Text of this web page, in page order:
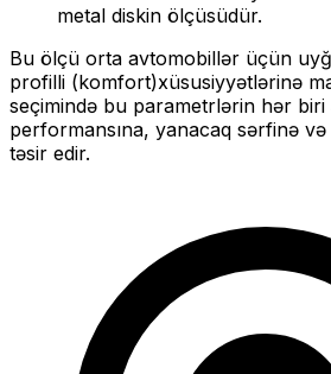
metal diskin ölçüsüdür.
Bu ölçü orta avtomobillər üçün
profilli (komfort)xüsusiyyətlərinə
seçimində bu parametrlərin hər
performansına, yanacaq sərfinə
təsir edir.